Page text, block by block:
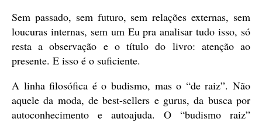
Sem passado, sem futuro, sem relações externas, sem
loucuras internas, sem um Eu pra analisar tudo isso, só
resta a observação e o título do livro: atenção ao
presente. E isso é o suficiente.
A linha filosófica é o budismo, mas o “de raiz”. Não
aquele da moda, de best-sellers e gurus, da busca por
autoconhecimento e autoajuda. O “budismo raiz”